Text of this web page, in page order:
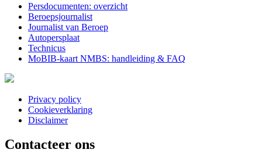
Persdocumenten: overzicht
Beroepsjournalist
Journalist van Beroep
Autopersplaat
Technicus
MoBIB-kaart NMBS: handleiding & FAQ
Menu:
Bottom
Privacy policy
Cookieverklaring
Disclaimer
Contacteer ons